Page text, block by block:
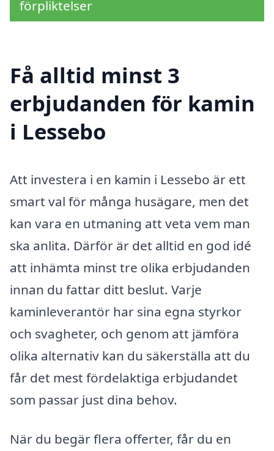
förpliktelser
Få alltid minst 3
erbjudanden för kamin
i Lessebo
Att investera i en kamin i Lessebo är ett
smart val för många husägare, men det
kan vara en utmaning att veta vem man
ska anlita. Därför är det alltid en god idé
att inhämta minst tre olika erbjudanden
innan du fattar ditt beslut. Varje
kaminleverantör har sina egna styrkor
och svagheter, och genom att jämföra
olika alternativ kan du säkerställa att du
får det mest fördelaktiga erbjudandet
som passar just dina behov.
När du begär flera offerter, får du en